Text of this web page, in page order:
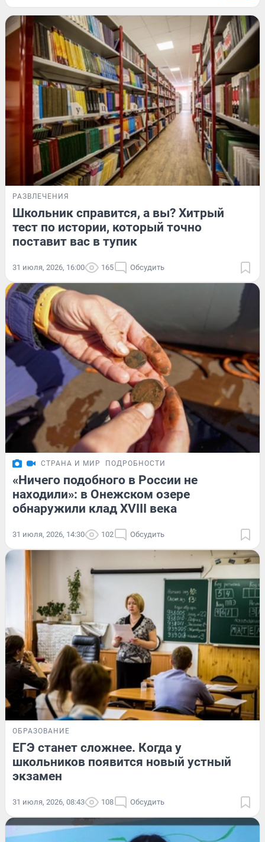
РАЗВЛЕЧЕНИЯ
Школьник справится, а вы? Хитрый
тест по истории, который точно
поставит вас в тупик
31 июля, 2026, 16:00 165 Обсудить
СТРАНА И МИР ПОДРОБНОСТИ
«Ничего подобного в России не
находили»: в Онежском озере
обнаружили клад XVIII века
31 июля, 2026, 14:30 102 Обсудить
ОБРАЗОВАНИЕ
ЕГЭ станет сложнее. Когда у
школьников появится новый устный
экзамен
31 июля, 2026, 08:43 108 Обсудить